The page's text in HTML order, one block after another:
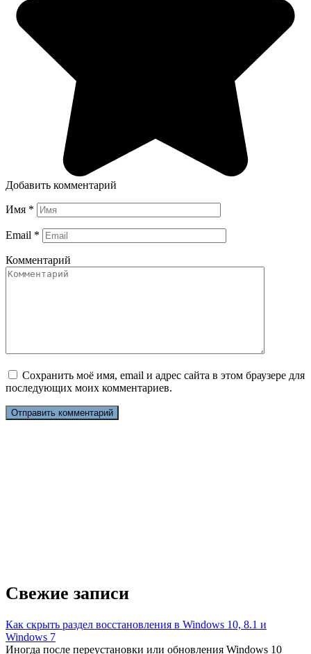
Добавить комментарий
Имя *
Email *
Комментарий
Сохранить моё имя, email и адрес сайта в этом браузере для
последующих моих комментариев.
Свежие записи
Как скрыть раздел восстановления в Windows 10, 8.1 и
Windows 7
Иногда после переустановки или обновления Windows 10